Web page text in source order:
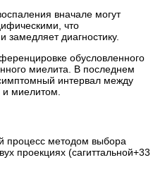
вначале могут
что
замедляет диагностику.
обусловленного
миелита. В последнем
интервал между
и миелитом.
процесс методом выбора
проекциях (сагиттальной+33